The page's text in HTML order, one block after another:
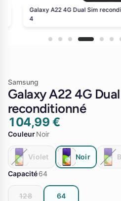
Galaxy A22 4G Dual Sim
4
Samsung
Galaxy A22 4G
reconditionné
104,99 €
CouleurNoir
Violet Noir
Capacité64
128
64